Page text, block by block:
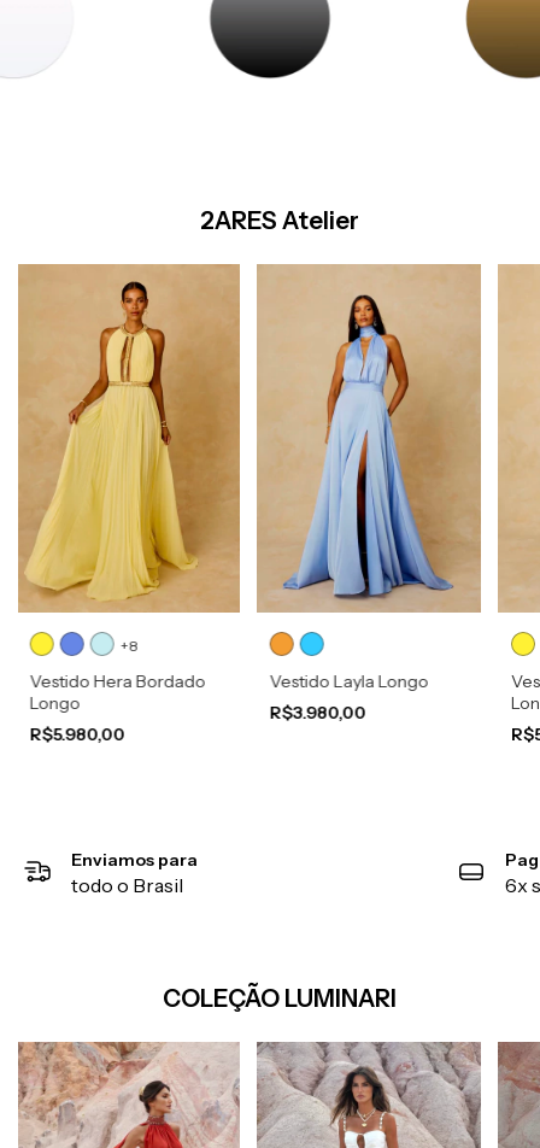
2ARES Atelier
+8
Vestido Hera Bordado
Longo
R$5.980,00
Vestido Layla Longo
R$3.980,00
Enviamos para
todo o Brasil 6x
COLEÇÃO LUMINARI